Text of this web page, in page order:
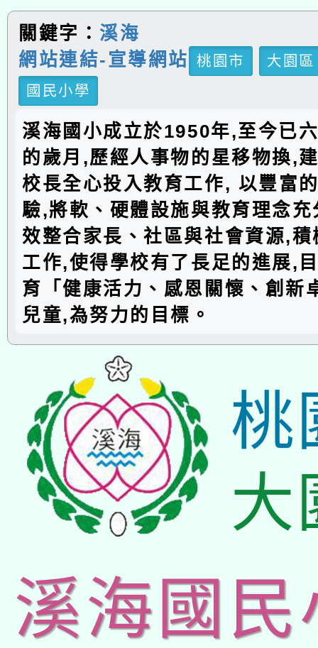
關鍵字： 溪海
網站連結-宣導網站
桃園市
大園區
國民小學
溪海國小成立於1950年,至今已
的歲月,歷經人事物的星移物換,
校長全心投入教育工作, 以豐富
驗,將軟、硬體設施與教育理念
效整合家長、社區與社會資源,
工作,使得學校有了長足的進展,
育「健康活力、感恩關懷、創新
兒童,為努力的目標。
桃
大
溪海國民